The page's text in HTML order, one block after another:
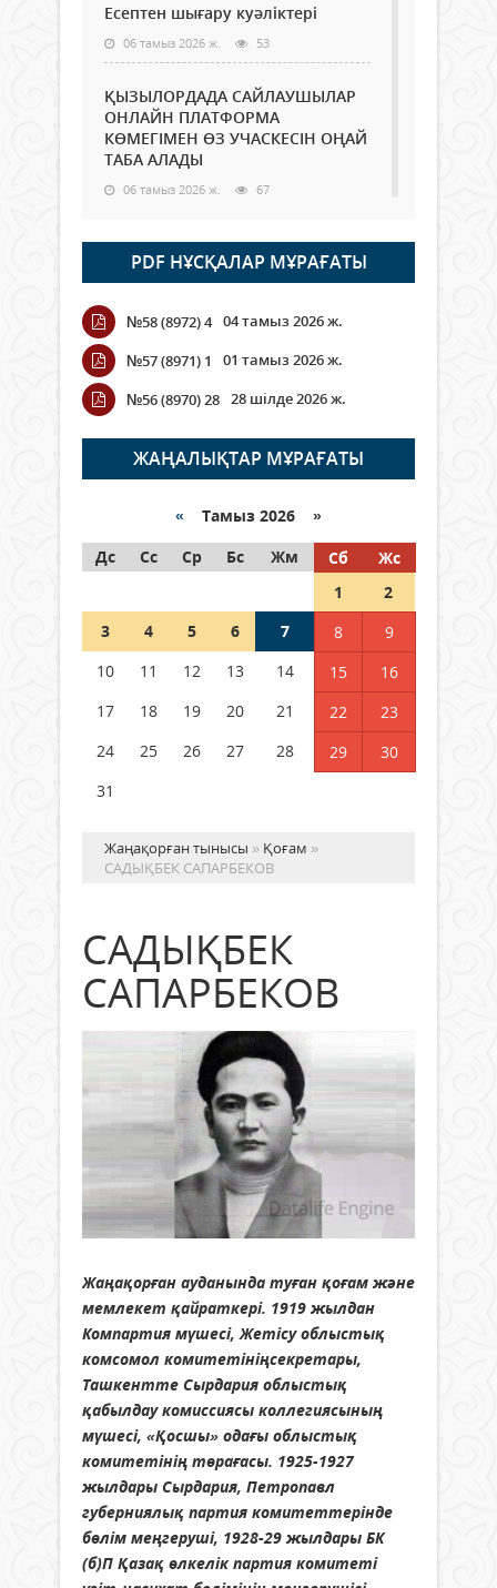
Есептен шығару куәліктері
06 тамыз 2026 ж. 53
ҚЫЗЫЛОРДАДА САЙЛАУШЫЛАР
ОНЛАЙН ПЛАТФОРМА
КӨМЕГІМЕН ӨЗ УЧАСКЕСІН ОҢАЙ
ТАБА АЛАДЫ
06 тамыз 2026 ж. 67
Open Air: Қызылорда облысы
полиция департаменті 20
мыңнан астам көрерменнің
қауіпсіздігін қамтамасыз етті
06 тамыз 2026 ж.
Wi-Fi ҚАБЫРҒА АРҚЫЛЫ ҚАЛАЙ
ӨТЕДІ?
06 тамыз 2026 ж. 251
граждане Казахстана,
05 тамыз 2026 ж. 122
Шетелде жүрген Қазақстан
азаматтары қалай дауыс бере
PDF НҰСҚАЛАР МҰРАҒАТЫ
№58 (8972) 4 04 тамыз 2026 ж.
№57 (8971) 1
01 тамыз 2026 ж.
№56 (8970) 28 28 шілде 2026 ж.
ЖАҢАЛЫҚТАР МҰРАҒАТЫ
« Тамыз 2026 »
Дс
Сс Ср Бс Жм Сб
Жс
1
2
3
4 5 6 7 8
9
10
11 12 13 14 15
16
17
18 19 20 21 22
23
24
25 26 27 28 29
30
31
Жаңақорған тынысы » Қоғам »
САДЫҚБЕК САПАРБЕКОВ
САДЫҚБЕК
САПАРБЕКОВ
Жаңақорған ауданында туған қоғам және
мемлекет қайраткері. 1919 жылдан
Компартия мүшесі, Жетісу облыстық
комсомол комитетініңсекретары,
Ташкентте Сырдария облыстық
қабылдау комиссиясы коллегиясының
мүшесі, «Қосшы» одағы облыстық
комитетінің төрағасы. 1925-1927
жылдары Сырдария, Петропавл
губерниялық партия комитеттерінде
бөлім меңгеруші, 1928-29 жылдары БК
(б)П Қазақ өлкелік партия комитеті